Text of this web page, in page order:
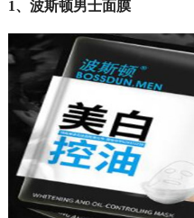
1、波斯顿男士面膜